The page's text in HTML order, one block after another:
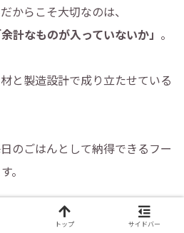
からこそ大切なのは、
計なものが入っていないか」 。
と製造設計で成り立たせている
のごはんとして納得できるフー
。
を感じられる食事の時間になる
トップ サイドバー